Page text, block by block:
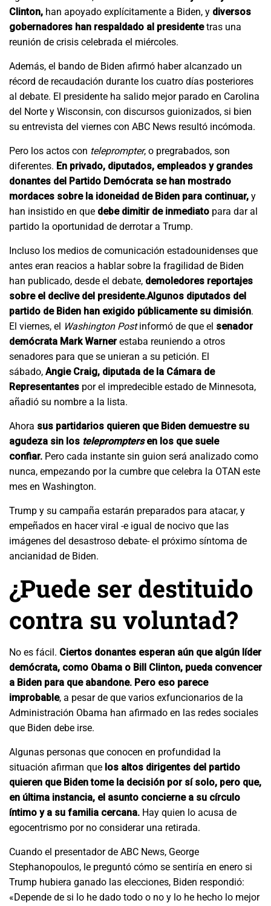
Clinton, han apoyado explícitamente a Biden, y diversos
gobernadores han respaldado al presidentetras una
reunión de crisis celebrada el miércoles.
Además, el bando de Biden afirmó haber alcanzado un
récord de recaudación durante los cuatro días posteriores
al debate. El presidente ha salido mejor parado en Carolina
del Norte y Wisconsin, con discursos guionizados, si bien
su entrevista del viernes con ABC News resultó incómoda.
Pero los actos con teleprompter, o pregrabados, son
diferentes. En privado, diputados, empleados y grandes
donantes del Partido Demócrata se han mostrado
mordaces sobre la idoneidad de Biden para continuar, y
han insistido en que debe dimitir de inmediato para dar al
partido la oportunidad de derrotar a Trump.
Incluso los medios de comunicación estadounidenses que
antes eran reacios a hablar sobre la fragilidad de Biden
han publicado, desde el debate, demoledores reportajes
sobre el declive del presidente.Algunos diputados del
partido de Biden han exigido públicamente su dimisión.
El viernes, el Washington Postinformó de que el senador
demócrata Mark Warnerestaba reuniendo a otros
senadores para que se unieran a su petición. El
sábado, Angie Craig, diputada de la Cámara de
Representantes por el impredecible estado de Minnesota,
añadió su nombre a la lista.
Ahora sus partidarios quieren que Biden demuestre su
agudeza sin los telepromptersen los que suele
confiar. Pero cada instante sin guion será analizado como
nunca, empezando por la cumbre que celebra la OTAN este
mes en Washington.
Trump y su campaña estarán preparados para atacar, y
empeñados en hacer viral -e igual de nocivo que las
imágenes del desastroso debate- el próximo síntoma de
ancianidad de Biden.
¿Puede ser destituido
contra su voluntad?
No es fácil. Ciertos donantes esperan aún que algún líder
demócrata, como Obama o Bill Clinton, pueda convencer
a Biden para que abandone. Pero eso parece
improbable, a pesar de que varios exfuncionarios de la
Administración Obama han afirmado en las redes sociales
que Biden debe irse.
Algunas personas que conocen en profundidad la
situación afirman que los altos dirigentes del partido
quieren que Biden tome la decisión por sí solo, pero que,
en última instancia, el asunto concierne a su círculo
íntimo y a su familia cercana. Hay quien lo acusa de
egocentrismo por no considerar una retirada.
Cuando el presentador de ABC News, George
Stephanopoulos, le preguntó cómo se sentiría en enero si
Trump hubiera ganado las elecciones, Biden respondió:
«Depende de si lo he dado todo o no y lo he hecho lo mejor